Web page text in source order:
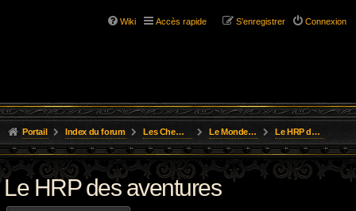
Wiki Accès rapide Connexion
S’enregistrer
Portail Index du forum Les Chemins de L'Aventure Le Monde D'Osgild Le HRP des aventures
Le HRP des aventures